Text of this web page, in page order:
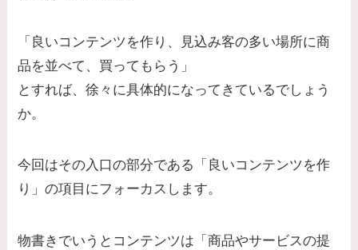
「良いコンテンツを作り、見込み客の多い場所に商
品を並べて、買ってもらう」
とすれば、徐々に具体的になってきているでしょう
か。
今回はその入口の部分である「良いコンテンツを作
り」の項目にフォーカスします。
物書きでいうとコンテンツは「商品やサービスの提